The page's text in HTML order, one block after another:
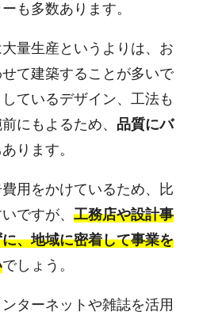
も多数あります。
量生産というよりは、お
て建築することが多いで
ているデザイン、工法も
にもよるため、 品質にバ
あります。
用をかけているため、比
ですが、 工務店や設計事
、地域に密着して事業を
でしょう。
ターネットや雑誌を活用